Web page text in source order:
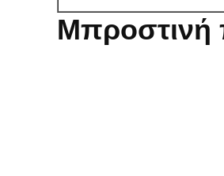
Μπροστινή